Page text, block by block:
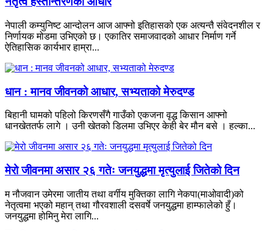
नेपाली कम्युनिष्ट आन्दोलन आज आफ्नो इतिहासको एक अत्यन्तै संवेदनशील र
निर्णायक मोडमा उभिएको छ। एकातिर समाजवादको आधार निर्माण गर्ने
ऐतिहासिक कार्यभार हाम्रा...
धान : मानव जीवनको आधार, सभ्यताको मेरुदण्ड
बिहानी घामको पहिलो किरणसँगै गाउँको एकजना वृद्ध किसान आफ्नो
धानखेततर्फ लागे । उनी खेतको डिलमा उभिएर केही बेर मौन बसे । हल्का...
मेरो जीवनमा असार २६ गतेः जनयुद्धमा मृत्युलाई जितेको दिन
म नौजवान उमेरमा जातीय तथा वर्गीय मुक्तिका लागि नेकपा(माओवादी)को
नेतृत्वमा भएको महान् तथा गौरवशाली दसवर्षे जनयुद्धमा हाम्फालेको हुँ।
जनयुद्धमा होमिनु मेरा लागि...